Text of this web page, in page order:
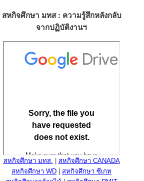
สหกิจศึกษา มทส : ความรู้สึกหลังกลับ
จากปฏิบัติงานฯ
สหกิจศึกษา มทส.
สหกิจศึกษา CANADA
สหกิจศึกษา WD
สหกิจศึกษา ซีเกท